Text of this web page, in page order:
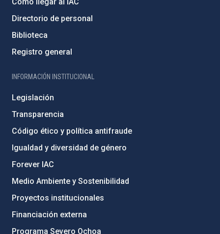
Directorio de personal
Biblioteca
Registro general
INFORMACIÓN INSTITUCIONAL
Legislación
Transparencia
Código ético y política antifraude
Igualdad y diversidad de género
Forever IAC
Medio Ambiente y Sostenibilidad
Proyectos institucionales
Financiación externa
Programa Severo Ochoa